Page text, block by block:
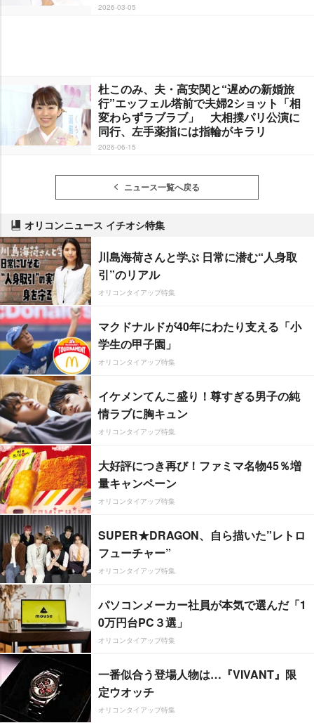
2026-03-05
杜このみ、夫・高安関と“遅めの新婚旅
行”エッフェル塔前で夫婦2ショット「相
変わらずラブラブ」 大相撲パリ公演に
同行、左手薬指には指輪がキラリ
2026-06-15
ニュース一覧へ戻る
オリコンニュース イチオシ特集
川島海荷さんと学ぶ 日常に潜む“人身取
引”のリアル
オリコンタイアップ特集
マクドナルドが40年にわたり支える「小
学生の甲子園」
オリコンタイアップ特集
イケメンてんこ盛り！尊すぎる男子の純
情ラブに胸キュン
オリコンタイアップ特集
大好評につき再び！ファミマ名物45％増
量キャンペーン
オリコンタイアップ特集
SUPER★DRAGON、自ら描いた”レトロ
フューチャー”
オリコンタイアップ特集
パソコンメーカー社員が本気で選んだ「1
0万円台PC３選」
オリコンタイアップ特集
一番似合う登場人物は…『VIVANT』限
定ウオッチ
オリコンタイアップ特集